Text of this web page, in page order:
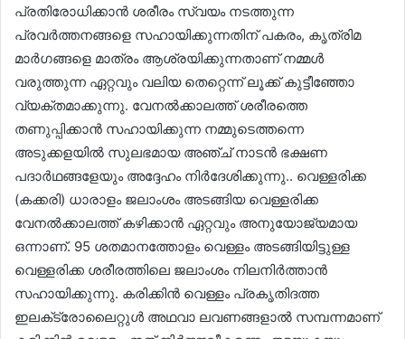
പ്രതിരോധിക്കാൻ ശരീരം സ്വയം നടത്തുന്ന
പ്രവർത്തനങ്ങളെ സഹായിക്കുന്നതിന് പകരം, കൃത്രിമ
മാർഗങ്ങളെ മാത്രം ആശ്രയിക്കുന്നതാണ് നമ്മൾ
വരുത്തുന്ന ഏറ്റവും വലിയ തെറ്റെന്ന് ലൂക്ക് കുട്ടീഞ്ഞോ
വ്യക്തമാക്കുന്നു. വേനൽക്കാലത്ത് ശരീരത്തെ
തണുപ്പിക്കാൻ സഹായിക്കുന്ന നമ്മുടെത്തന്നെ
അടുക്കളയിൽ സുലഭമായ അഞ്ച് നാടൻ ഭക്ഷണ
പദാർഥങ്ങളേയും അദ്ദേഹം നിർദേശിക്കുന്നു.. വെള്ളരിക്ക
(കക്കരി) ധാരാളം ജലാംശം അടങ്ങിയ വെള്ളരിക്ക
വേനൽക്കാലത്ത് കഴിക്കാൻ ഏറ്റവും അനുയോജ്യമായ
ഒന്നാണ്. 95 ശതമാനത്തോളം വെള്ളം അടങ്ങിയിട്ടുള്ള
വെള്ളരിക്ക ശരീരത്തിലെ ജലാംശം നിലനിർത്താൻ
സഹായിക്കുന്നു. കരിക്കിൻ വെള്ളം പ്രകൃതിദത്ത
ഇലക്‌ട്രോലൈറ്റുൾ അഥവാ ലവണങ്ങളാൽ സമ്പന്നമാണ്